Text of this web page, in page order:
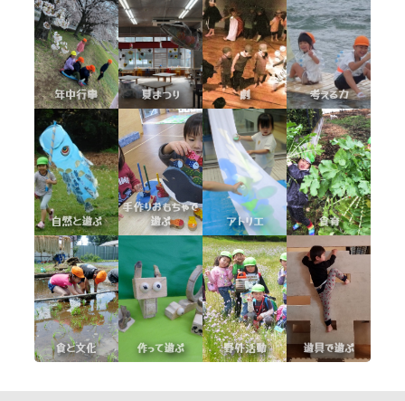
年中行事 夏まつり 劇 考える力
自然と遊ぶ
手作りおもちゃで
遊ぶ
アトリエ 食育
食と文化 野外活動 遊具で遊ぶ